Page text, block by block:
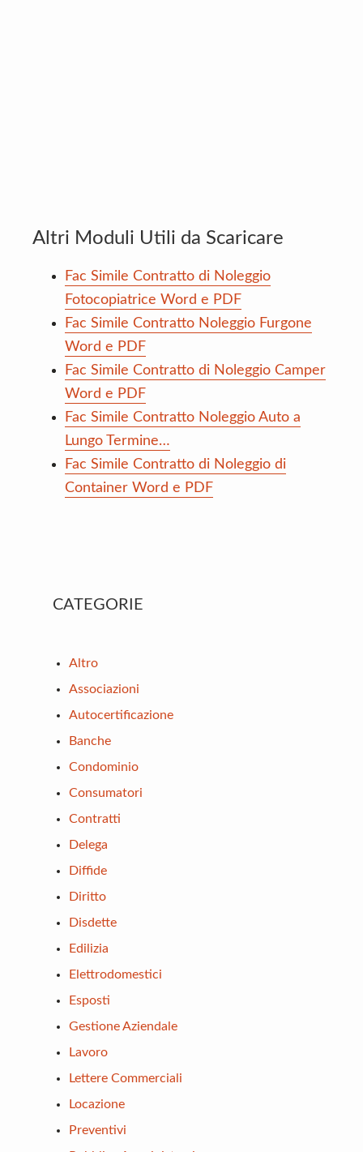
Altri Moduli Utili da Scaricare
Fac Simile Contratto di Noleggio
Fotocopiatrice Word e PDF
Fac Simile Contratto Noleggio Furgone
Word e PDF
Fac Simile Contratto di Noleggio Camper
Word e PDF
Fac Simile Contratto Noleggio Auto a
Lungo Termine…
Fac Simile Contratto di Noleggio di
Container Word e PDF
Primary
CATEGORIE
Altro
Associazioni
Autocertificazione
Banche
Condominio
Consumatori
Contratti
Delega
Diffide
Diritto
Disdette
Edilizia
Elettrodomestici
Esposti
Gestione Aziendale
Lavoro
Lettere Commerciali
Locazione
Preventivi